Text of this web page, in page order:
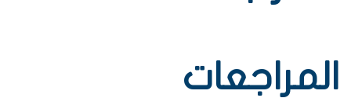
المراجعات